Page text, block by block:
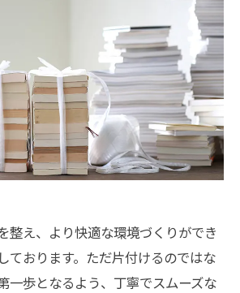
整え、より快適な環境づくりができ
ております。ただ片付けるのではな
一歩となるよう、丁寧でスムーズな